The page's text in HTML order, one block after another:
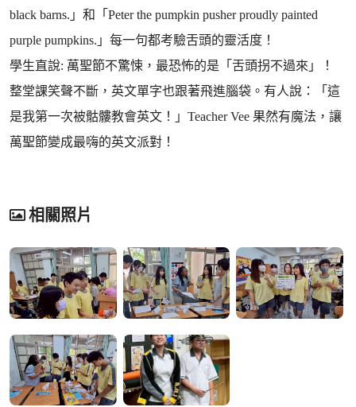
black barns.」和「Peter the pumpkin pusher proudly painted
purple pumpkins.」每一句都考驗舌頭的靈活度！
學生直說: 萬聖節不驚悚，最恐怖的是「舌頭拐不過來」！
整堂課笑聲不斷，英文單字也跟著飛進腦袋。有人說：「這
是我第一次被骷髏教會英文！」Teacher Vee 果然有魔法，讓
萬聖節變成最嗨的英文派對！
相關照片